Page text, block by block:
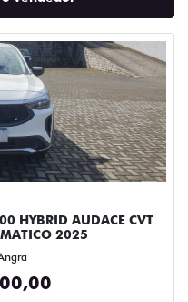
HYBRID AUDACE CVT
2025